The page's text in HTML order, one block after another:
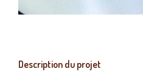
Description du projet